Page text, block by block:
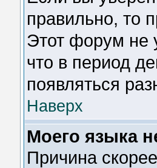
правильно, то
Этот форум не
что в период
появляться
Наверх
Моего языка
Причина